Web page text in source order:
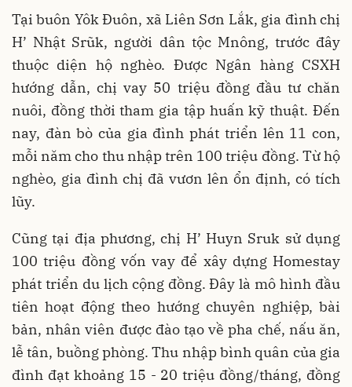
Tại buôn Yôk Đuôn, xã Liên Sơn Lắk, gia đình chị
H’ Nhật Srũk, người dân tộc Mnông, trước đây
thuộc diện hộ nghèo. Được Ngân hàng CSXH
hướng dẫn, chị vay 50 triệu đồng đầu tư chăn
nuôi, đồng thời tham gia tập huấn kỹ thuật. Đến
nay, đàn bò của gia đình phát triển lên 11 con,
mỗi năm cho thu nhập trên 100 triệu đồng. Từ hộ
nghèo, gia đình chị đã vươn lên ổn định, có tích
lũy.
Cũng tại địa phương, chị H’ Huyn Sruk sử dụng
100 triệu đồng vốn vay để xây dựng Homestay
phát triển du lịch cộng đồng. Đây là mô hình đầu
tiên hoạt động theo hướng chuyên nghiệp, bài
bản, nhân viên được đào tạo về pha chế, nấu ăn,
lễ tân, buồng phòng. Thu nhập bình quân của gia
đình đạt khoảng 15 - 20 triệu đồng/tháng, đồng